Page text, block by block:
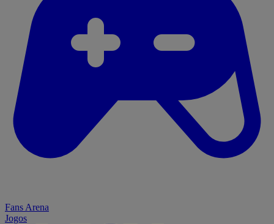
Fans Arena
Jogos